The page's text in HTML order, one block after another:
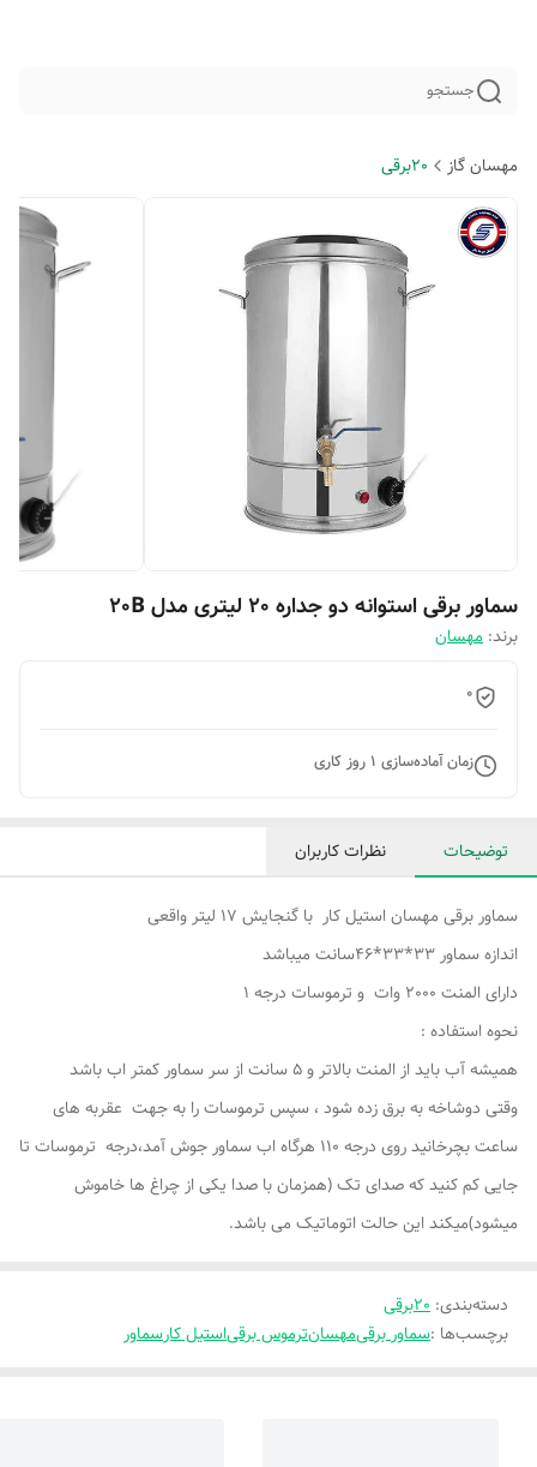
جستجو
مهسان گاز 20برقی
سماور برقی استوانه دو جداره 20 لیتری مدل 20B
برند: مهسان
0
زمان آماده‌سازی 1روز کاری
توضیحات نظرات کاربران
سماور برقی مهسان استیل کار با گنجایش 17 لیتر واقعی
اندازه سماور 33*33*46سانت میباشد
دارای المنت 2000 وات و ترموسات درجه 1
نحوه استفاده :
همیشه آب باید از المنت بالاتر و 5 سانت از سر سماور کمتر اب باشد
وقتی دوشاخه به برق زده شود ، سپس ترموسات را به جهت عقربه های
ساعت بچرخانید روی درجه 110 هرگاه اب سماور جوش آمد،درجه ترموسات تا
جایی کم کنید که صدای تک (همزمان با صدا یکی از چراغ ها خاموش
میشود)میکند این حالت اتوماتیک می باشد.
دسته‌بندی: 20برقی
برچسب‌ها :سماور برقیمهسانترموس برقیاستیل کارسماور